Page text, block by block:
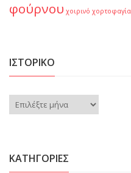
φούρνου χοιρινό χορτοφαγία
ΙΣΤΟΡΙΚΌ
Ιστορικό
KΑΤΗΓΟΡΊΕΣ